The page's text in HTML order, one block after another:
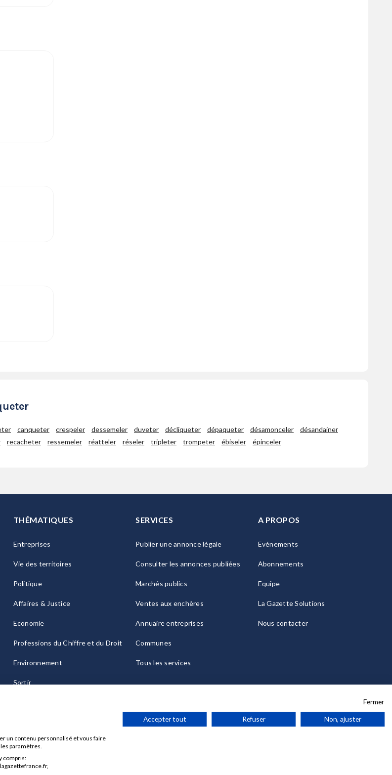
canqueter crespeler dessemeler duveter décliqueter dépaqueter désamonceler
désandainer
recacheter ressemeler réatteler réseler tripleter trompeter ébiseler épinceler
THÉMATIQUES
Entreprises
Vie des territoires
Politique
Affaires & Justice
Economie
Professions du Chiffre et du Droit
Environnement
Sortir
SERVICES
Publier une annonce légale
Consulter les annonces publiées
Marchés publics
Ventes aux enchères
Annuaire entreprises
Communes
Tous les services
A PROPOS
Evénements
Abonnements
Equipe
La Gazette Solutions
Nous contacter
Charte sur les cookies
Fermer
un contenu personnalisé et vous faire
paramètres.
compris:
Accepter tout Refuser Non, ajuster